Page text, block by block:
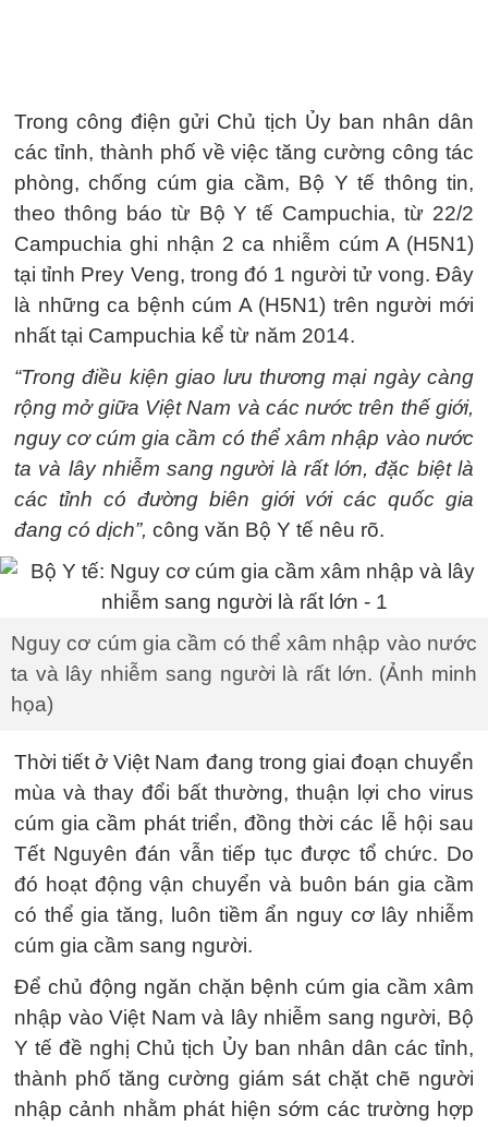
Trong công điện gửi Chủ tịch Ủy ban nhân dân
các tỉnh, thành phố về việc tăng cường công tác
phòng, chống cúm gia cầm, Bộ Y tế thông tin,
theo thông báo từ Bộ Y tế Campuchia, từ 22/2
Campuchia ghi nhận 2 ca nhiễm cúm A (H5N1)
tại tỉnh Prey Veng, trong đó 1 người tử vong. Đây
là những ca bệnh cúm A (H5N1) trên người mới
nhất tại Campuchia kể từ năm 2014.
“Trong điều kiện giao lưu thương mại ngày càng
rộng mở giữa Việt Nam và các nước trên thế giới,
nguy cơ cúm gia cầm có thể xâm nhập vào nước
ta và lây nhiễm sang người là rất lớn, đặc biệt là
các tỉnh có đường biên giới với các quốc gia
đang có dịch”, công văn Bộ Y tế nêu rõ.
Nguy cơ cúm gia cầm có thể xâm nhập vào nước
ta và lây nhiễm sang người là rất lớn. (Ảnh minh
họa)
Thời tiết ở Việt Nam đang trong giai đoạn chuyển
mùa và thay đổi bất thường, thuận lợi cho virus
cúm gia cầm phát triển, đồng thời các lễ hội sau
Tết Nguyên đán vẫn tiếp tục được tổ chức. Do
đó hoạt động vận chuyển và buôn bán gia cầm
có thể gia tăng, luôn tiềm ẩn nguy cơ lây nhiễm
cúm gia cầm sang người.
Để chủ động ngăn chặn bệnh cúm gia cầm xâm
nhập vào Việt Nam và lây nhiễm sang người, Bộ
Y tế đề nghị Chủ tịch Ủy ban nhân dân các tỉnh,
thành phố tăng cường giám sát chặt chẽ người
nhập cảnh nhằm phát hiện sớm các trường hợp